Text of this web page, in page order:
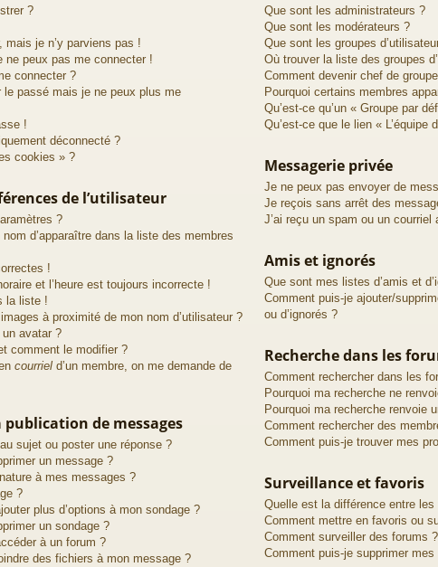
?
mais je n’y parviens pas !
ne peux pas me connecter !
connecter ?
passé mais je ne peux plus me
!
déconnecté ?
cookies » ?
de l’utilisateur
?
d’apparaître dans la liste des membres
!
et l’heure est toujours incorrecte !
la liste !
à proximité de mon nom d’utilisateur ?
avatar ?
comment le modifier ?
courriel d’un membre, on me demande de
publication de messages
sujet ou poster une réponse ?
un message ?
à mes messages ?
?
plus d’options à mon sondage ?
un sondage ?
à un forum ?
des fichiers à mon message ?
Que sont les administrateurs ?
Que sont les modérateurs ?
Que sont les groupes
Où trouver la liste des groupes
Comment devenir chef de
Pourquoi certains membres
Qu’est-ce qu’un « Groupe par
Qu’est-ce que le lien « L’équipe
Messagerie privée
Je ne peux pas envoyer de
Je reçois sans arrêt des
J’ai reçu un spam ou un courriel
Amis et ignorés
Que sont mes listes d’amis et
Comment puis-je ajouter/
ou d’ignorés ?
Recherche dans les
Comment rechercher dans les
Pourquoi ma recherche ne
Pourquoi ma recherche renvoie
Comment rechercher des
Comment puis-je trouver mes
Surveillance et favoris
Quelle est la différence entre
Comment mettre en favoris ou
Comment surveiller des forums ?
Comment puis-je supprimer